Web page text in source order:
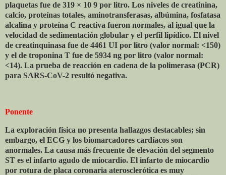
plaquetas fue de 319 × 10 9 por litro. Los niveles de creatinina,
calcio, proteínas totales, aminotransferasas, albúmina, fosfatasa
alcalina y proteína C reactiva fueron normales, al igual que la
velocidad de sedimentación globular y el perfil lipídico. El nivel
de creatinquinasa fue de 4461 UI por litro (valor normal: <150)
y el de troponina T fue de 5934 ng por litro (valor normal:
<14). La prueba de reacción en cadena de la polimerasa (PCR)
para SARS-CoV-2 resultó negativa.
Ponente
La exploración física no presenta hallazgos destacables; sin
embargo, el ECG y los biomarcadores cardíacos son
anormales. La causa más frecuente de elevación del segmento
ST es el infarto agudo de miocardio. El infarto de miocardio
por rotura de placa coronaria aterosclerótica es muy